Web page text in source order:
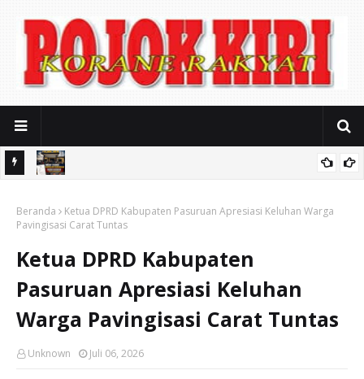
KerjaKomitmen Transparansi Penanganan Dugaan Penganiayaan
Beranda
Ketua DPRD Kabupaten Pasuruan Apresiasi Keluhan Warga
Pavingisasi Carat Tuntas
Ketua DPRD Kabupaten
Pasuruan Apresiasi Keluhan
Warga Pavingisasi Carat Tuntas
Unknown Juli 06, 2026